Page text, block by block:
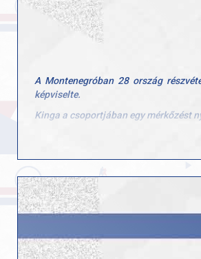
Gratulálunk a teljes magyar
A Montenegróban 28 ország
képviselte.
Kinga a csoportjában egy mérkőzést
A nagyon sűrű nemzetközi program
verseny keretében.
A jubileumi tornán rekord létszámú
A magyar résztvevők, akiknek
Hajrá Magyarok, Hajrá GYAC